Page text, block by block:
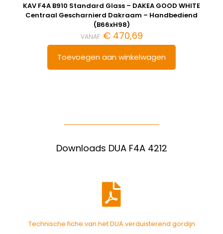
KAV F4A B910 Standard Glass – DAKEA GOOD WHITE
Centraal Gescharnierd Dakraam – Handbediend
(B66xH98)
VANAF: €470,69
Toevoegen aan winkelwagen
Downloads DUA F4A 4212
Technische fiche van het DUA verduisterend gordijn